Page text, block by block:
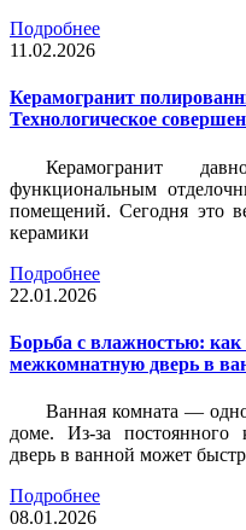
Подробнее
11.02.2026
Керамогранит
Технологическое
Керамогранит
функциональным
помещений. Сегодня это
керамики
Подробнее
22.01.2026
Борьба с влажностью:
межкомнатную дверь в
Ванная комната —
доме. Из-за постоянного
дверь в ванной может
Подробнее
08.01.2026